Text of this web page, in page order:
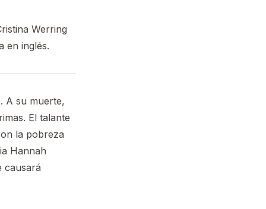
Werring
en inglés.
A su muerte,
El talante
la pobreza
Hannah
causará